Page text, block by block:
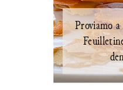
Proviamo